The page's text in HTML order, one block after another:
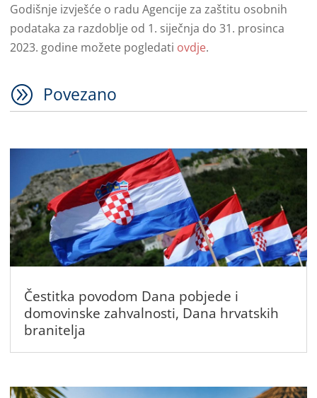
Godišnje izvješće o radu Agencije za zaštitu osobnih
podataka za razdoblje od 1. siječnja do 31. prosinca
2023. godine možete pogledati ovdje.
A Povezano
Čestitka povodom Dana pobjede i
domovinske zahvalnosti, Dana hrvatskih
branitelja